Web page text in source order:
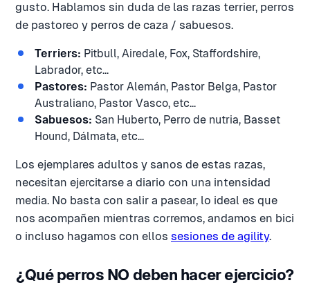
gusto. Hablamos sin duda de las razas terrier, perros
de pastoreo y perros de caza / sabuesos.
Terriers: Pitbull, Airedale, Fox, Staffordshire,
Labrador, etc...
Pastores: Pastor Alemán, Pastor Belga, Pastor
Australiano, Pastor Vasco, etc...
Sabuesos: San Huberto, Perro de nutria, Basset
Hound, Dálmata, etc...
Los ejemplares adultos y sanos de estas razas,
necesitan ejercitarse a diario con una intensidad
media. No basta con salir a pasear, lo ideal es que
nos acompañen mientras corremos, andamos en bici
o incluso hagamos con ellos sesiones de agility.
¿Qué perros NO deben hacer ejercicio?